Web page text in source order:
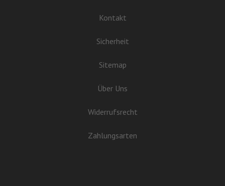
Kontakt
Sicherheit
Sitemap
Über Uns
Widerrufsrecht
Zahlungsarten